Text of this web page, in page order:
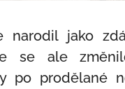
narodil jako
se ale
po prodělané